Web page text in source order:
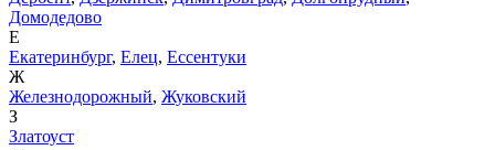
Домодедово
Е
Екатеринбург, Елец, Ессентуки
Ж
Железнодорожный, Жуковский
З
Златоуст